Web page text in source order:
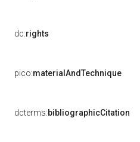
dc:rights
pico:materialAndTechnique
dcterms:bibliographicCitation